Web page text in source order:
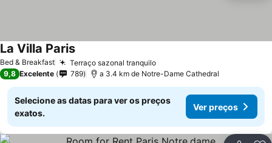
Bed & Breakfast Terraço sazonal tranquiloVer preços
La Villa ParisVer preços
9,8 Excelente 789 a 3.4 km de Notre-Dame Cathedral
Selecione as datas para ver os preços
exatos.
Ver preços